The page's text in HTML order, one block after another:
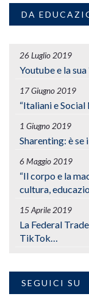
DA
26 Luglio 2019
Youtube e la
17 Giugno 2019
“Italiani e
1 Giugno 2019
Sharenting: è
6 Maggio 2019
“Il corpo e la
cultura,
15 Aprile 2019
La Federal
TikTok…
SEGUICI SU